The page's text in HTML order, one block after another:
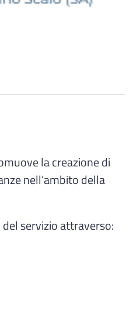
la creazione di
nell’ambito della
servizio attraverso: